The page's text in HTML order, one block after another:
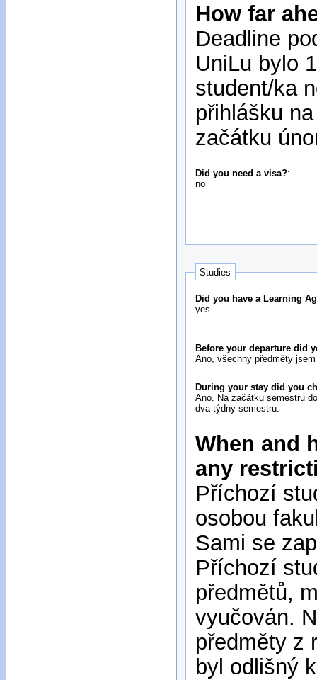
How far
Deadline
UniLu bylo
student/ka
přihlášku
začátku
Did you need a visa?:
no
Studies
Did you have a Learning
yes
Before your departure did
Ano, všechny předměty
During your stay did you
Ano. Na začátku semestru
dva týdny semestru.
When and
any
Příchozí
osobou
Sami se
Příchozí
předmětů,
vyučován.
předměty z
byl odlišný